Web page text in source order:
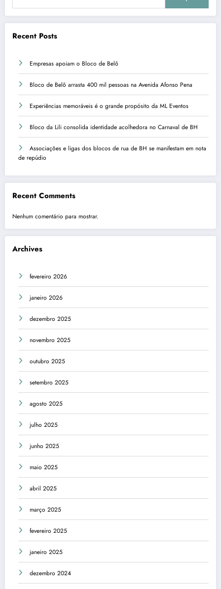
Recent Posts
Empresas apoiam o Bloco de Belô
Bloco de Belô arrasta 400 mil pessoas na Avenida Afonso Pena
Experiências memoráveis é o grande propósito da ML Eventos
Bloco da Lili consolida identidade acolhedora no Carnaval de BH
Associações e ligas dos blocos de rua de BH se manifestam em nota
de repúdio
Recent Comments
Nenhum comentário para mostrar.
Archives
fevereiro 2026
janeiro 2026
dezembro 2025
novembro 2025
outubro 2025
setembro 2025
agosto 2025
julho 2025
junho 2025
maio 2025
abril 2025
março 2025
fevereiro 2025
janeiro 2025
dezembro 2024